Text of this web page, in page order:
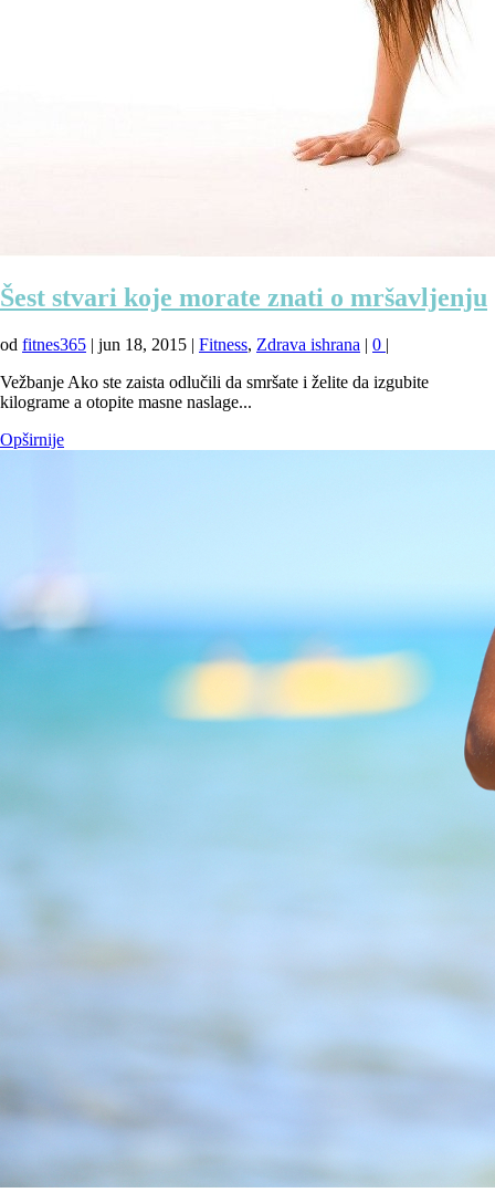
Šest stvari koje morate znati o mršavljenju
od fitnes365 | jun 18, 2015 | Fitness, Zdrava ishrana | 0 |
Vežbanje Ako ste zaista odlučili da smršate i želite da izgubite
kilograme a otopite masne naslage...
Opširnije